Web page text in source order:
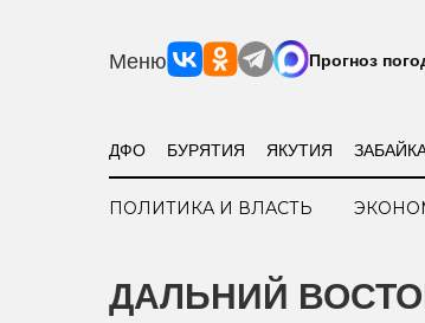
Меню Прогноз
ДФО БУРЯТИЯ ЯКУТИЯ
ПОЛИТИКА И ВЛАСТЬ
ДАЛЬНИЙ